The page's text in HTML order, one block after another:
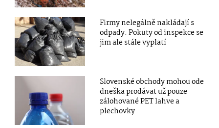
Firmy nelegálně nakládají s
odpady. Pokuty od inspekce se
jim ale stále vyplatí
Slovenské obchody mohou ode
dneška prodávat už pouze
zálohované PET lahve a
plechovky